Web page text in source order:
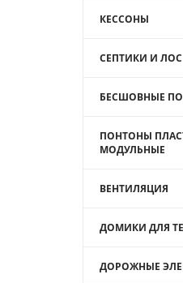
КЕССОНЫ
СЕПТИКИ И ЛОС
БЕСШОВНЫЕ
ПОНТОНЫ
МОДУЛЬНЫЕ
ВЕНТИЛЯЦИЯ
ДОМИКИ ДЛЯ
ДОРОЖНЫЕ